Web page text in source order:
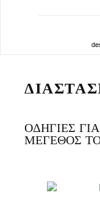
ΟΔΗΓΙΕΣ
ΜΕΓΕΘΟΣ